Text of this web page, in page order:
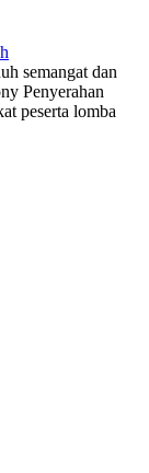
semangat dan
Penyerahan
peserta lomba